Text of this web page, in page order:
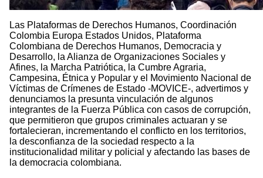
Las Plataformas de Derechos Humanos, Coordinación
Colombia Europa Estados Unidos, Plataforma
Colombiana de Derechos Humanos, Democracia y
Desarrollo, la Alianza de Organizaciones Sociales y
Afines, la Marcha Patriótica, la Cumbre Agraria,
Campesina, Étnica y Popular y el Movimiento Nacional de
Víctimas de Crímenes de Estado -MOVICE-, advertimos y
denunciamos la presunta vinculación de algunos
integrantes de la Fuerza Pública con casos de corrupción,
que permitieron que grupos criminales actuaran y se
fortalecieran, incrementando el conflicto en los territorios,
la desconfianza de la sociedad respecto a la
institucionalidad militar y policial y afectando las bases de
la democracia colombiana.